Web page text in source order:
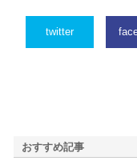
twitter
おすすめ記事